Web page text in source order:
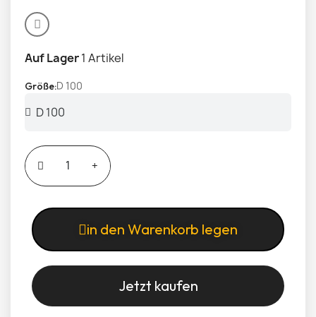
Auf Lager1 Artikel
Größe D 100
in den Warenkorb legen
Jetzt kaufen